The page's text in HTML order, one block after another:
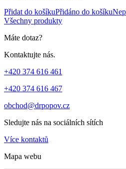
Přidat do košíkuPřidáno do košíku
Všechny produkty
Máte dotaz?
Kontaktujte nás.
+420 374 616 461
+420 374 616 467
obchod@drpopov.cz
Sledujte nás na sociálních sítích
Více kontaktů
Mapa webu